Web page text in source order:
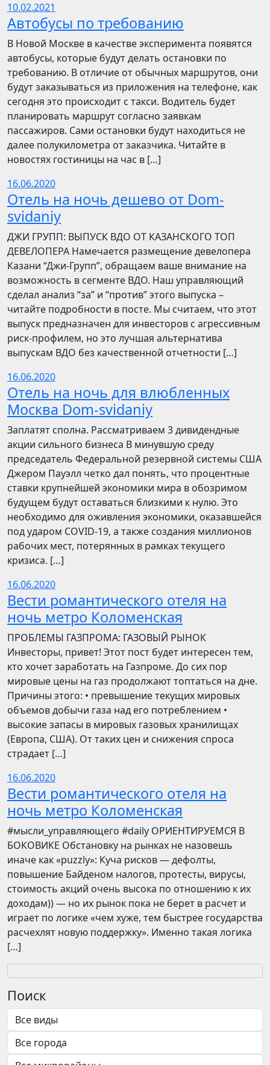
10.02.2021
Автобусы по требованию
В Новой Москве в качестве эксперимента появятся
автобусы, которые будут делать остановки по
требованию. В отличие от обычных маршрутов, они
будут заказываться из приложения на телефоне, как
сегодня это происходит с такси. Водитель будет
планировать маршрут согласно заявкам
пассажиров. Сами остановки будут находиться не
далее полукилометра от заказчика. Читайте в
новостях гостиницы на час в […]
16.06.2020
Отель на ночь дешево от Dom-
svidaniy
​​ДЖИ ГРУПП: ВЫПУСК ВДО ОТ КАЗАНСКОГО ТОП
ДЕВЕЛОПЕРА Намечается размещение девелопера
Казани “Джи-Групп”, обращаем ваше внимание на
возможность в сегменте ВДО. Наш управляющий
сделал анализ “за” и “против” этого выпуска –
читайте подробности в посте. Мы считаем, что этот
выпуск предназначен для инвесторов с агрессивным
риск-профилем, но это лучшая альтернатива
выпускам ВДО без качественной отчетности […]
16.06.2020
Отель на ночь для влюбленных
Москва Dom-svidaniy
Заплатят сполна. Рассматриваем 3 дивидендные
акции сильного бизнеса В минувшую среду
председатель Федеральной резервной системы США
Джером Пауэлл четко дал понять, что процентные
ставки крупнейшей экономики мира в обозримом
будущем будут оставаться близкими к нулю. Это
необходимо для оживления экономики, оказавшейся
под ударом COVID-19, а также создания миллионов
рабочих мест, потерянных в рамках текущего
кризиса. […]
16.06.2020
Вести романтического отеля на
ночь метро Коломенская
ПРОБЛЕМЫ ГАЗПРОМА: ГАЗОВЫЙ РЫНОК
Инвесторы, привет! Этот пост будет интересен тем,
кто хочет заработать на Газпроме. До сих пор
мировые цены на газ продолжают топтаться на дне.
Причины этого: • превышение текущих мировых
объемов добычи газа над его потреблением •
высокие запасы в мировых газовых хранилищах
(Европа, США). От таких цен и снижения спроса
страдает […]
16.06.2020
Вести романтического отеля на
ночь метро Коломенская
​​#мысли_управляющего #daily ОРИЕНТИРУЕМСЯ В
БОКОВИКЕ Обстановку на рынках не назовешь
иначе как «puzzly»: Куча рисков — дефолты,
повышение Байденом налогов, протесты, вирусы,
стоимость акций очень высока по отношению к их
доходам)) — но их рынок пока не берет в расчет и
играет по логике «чем хуже, тем быстрее государства
расчехлят новую поддержку». Именно такая логика
[…]
Поиск